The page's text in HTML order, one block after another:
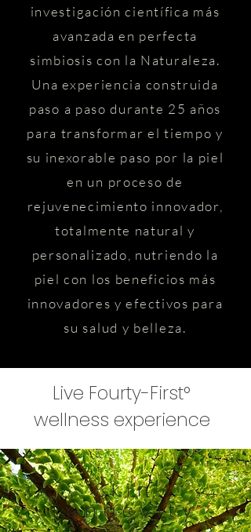
investigación científica más
avanzada en perfecta
simbiosis con la Naturaleza.
Una experiencia construida
paso a paso durante 25 años
para transformar el tiempo y
su inexorable paso por la piel
en un proceso de
rejuvenecimiento innovador,
totalmente natural y
personalizado, nutriendo la
piel con los beneficios más
innovadores y efectivos para
su salud y belleza.
Live Fourty-First°
wellness experience
Skin
Longevity